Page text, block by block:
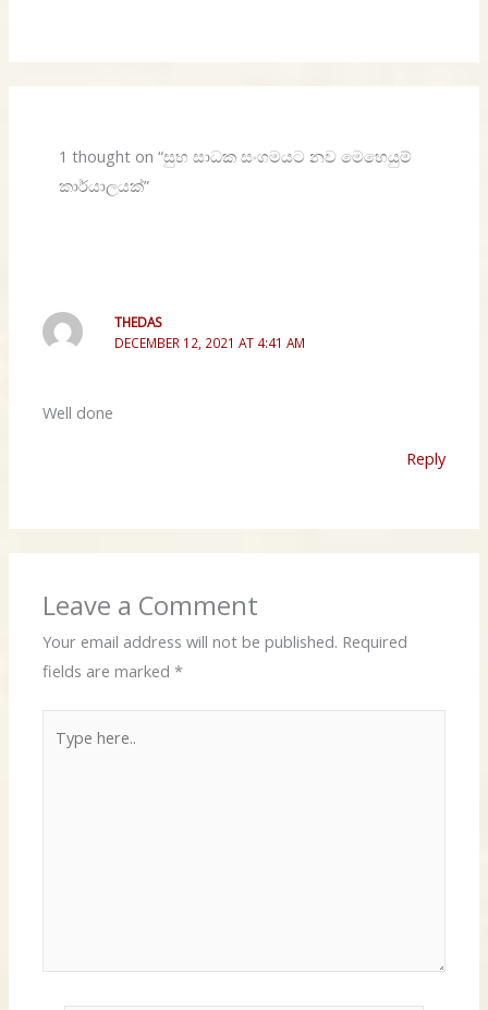
1 thought on “සුභ සාධක සංගමයට නව මෙහෙයුම්
කාර්යාලයක්”
THEDAS
DECEMBER 12, 2021 AT 4:41 AM
Well done
Reply
Leave a Comment
Your email address will not be published. Required
fields are marked*
here..